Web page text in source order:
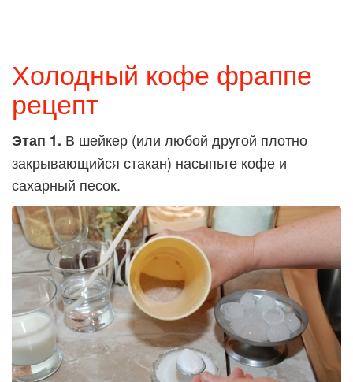
Холодный кофе фраппе
рецепт
Этап 1. В шейкер (или любой другой плотно
закрывающийся стакан) насыпьте кофе и
сахарный песок.